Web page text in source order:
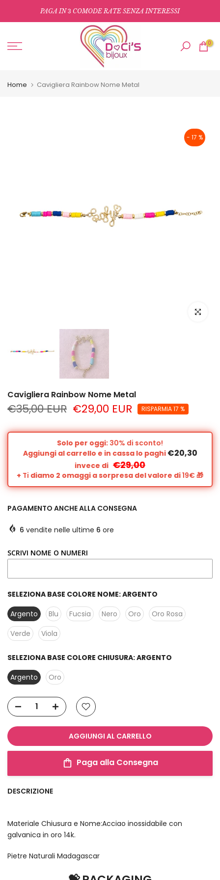
al
PAGA IN3 COMODE RATE SENZA INTERESSI
0
Home Cavigliera Rainbow Nome Metal
- 17 %
clicca
Cavigliera Rainbow Nome Metal
€35,00 EUR €29,00 EUR RISPARMIA 17 %
Solo per oggi:30% di sconto!
Aggiungi al carrello e in cassa lo paghi€20,30
invece di €29,00
+Tidiamo 2 omaggi a sorpresa del valore di19€🎁
PAGAMENTO ANCHE ALLA CONSEGNA
6 vendite nelle ultime 6 ore
SCRIVI NOME O NUMERI
SELEZIONA BASE COLORE NOME:ARGENTO
Argento
Blu Fucsia Nero Oro
Oro Rosa
Verde
Viola
SELEZIONA BASE COLORE CHIUSURA:ARGENTO
Argento
Oro
AGGIUNGI AL CARRELLO
Paga alla Consegna
DESCRIZIONE
Materiale Chiusura e Nome:Acciao inossidabile con
galvanica in oro 14k.
Pietre Naturali Madagascar